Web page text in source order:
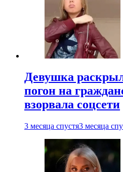
Девушка
погон на
взорвала соцсети
3 месяца спустя3 месяца